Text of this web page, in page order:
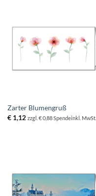
Zarter Blumengruß
€1,12 zzgl. € 0,88 Spendeinkl. MwSt.